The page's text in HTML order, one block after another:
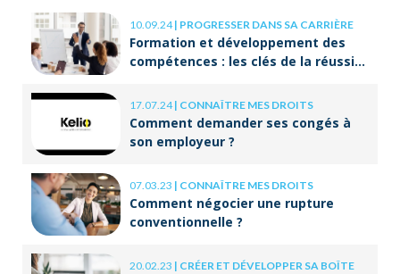
10.09.24| PROGRESSER DANS SA CARRIÈRE
Formation et développement des
compétences : les clés de la réussite
17.07.24| CONNAÎTRE MES DROITS
Comment demander ses congés à
son employeur ?
07.03.23 | CONNAÎTRE MES DROITS
Comment négocier une rupture
conventionnelle ?
20.02.23 | CRÉER ET DÉVELOPPER SA BOÎTE